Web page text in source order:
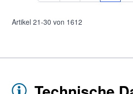
Artikel 21-30 von 1612